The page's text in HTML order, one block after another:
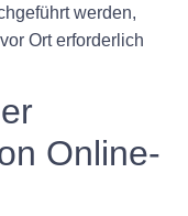
werden,
Ort erforderlich
Online-